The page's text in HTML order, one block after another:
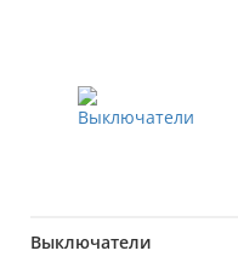
Выключатели